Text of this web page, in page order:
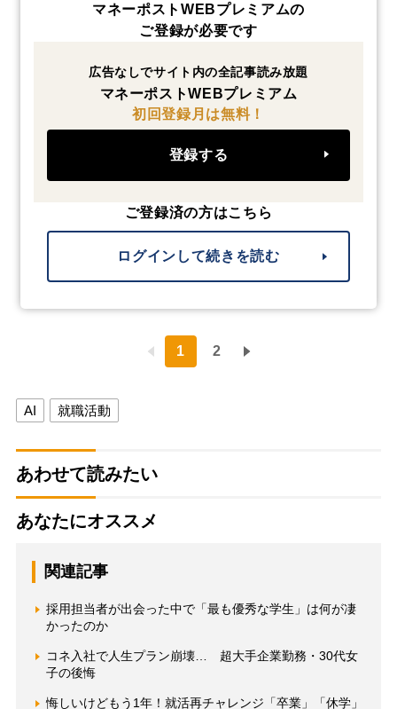
マネーポストWEBプレミアムの
ご登録が必要です
広告なしでサイト内の全記事読み放題
マネーポストWEBプレミアム
初回登録月は無料！
登録する
ご登録済の方はこちら
ログインして続きを読む
1 2
AI 就職活動
あわせて読みたい
あなたにオススメ
関連記事
採用担当者が出会った中で「最も優秀な学生」は何が凄
かったのか
コネ入社で人生プラン崩壊… 超大手企業勤務・30代女
子の後悔
悔しいけどもう1年！就活再チャレンジ「卒業」「休学」